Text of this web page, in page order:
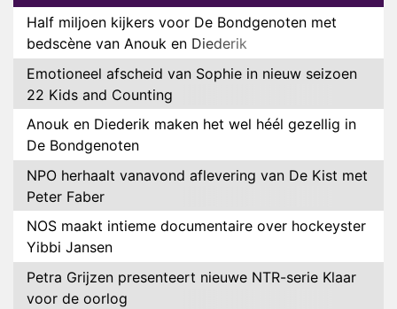
Half miljoen kijkers voor De Bondgenoten met
bedscène van Anouk en Diederik
Emotioneel afscheid van Sophie in nieuw seizoen
22 Kids and Counting
Anouk en Diederik maken het wel héél gezellig in
De Bondgenoten
NPO herhaalt vanavond aflevering van De Kist met
Peter Faber
NOS maakt intieme documentaire over hockeyster
Yibbi Jansen
Petra Grijzen presenteert nieuwe NTR-serie Klaar
voor de oorlog